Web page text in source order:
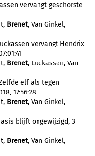
vervangt geschorste
Brenet, Van Ginkel,
vervangt Hendrix
Brenet, Luckassen, Van
elf als tegen
17:56:28
Brenet, Van Ginkel,
blijft ongewijzigd, 3
Brenet, Van Ginkel,